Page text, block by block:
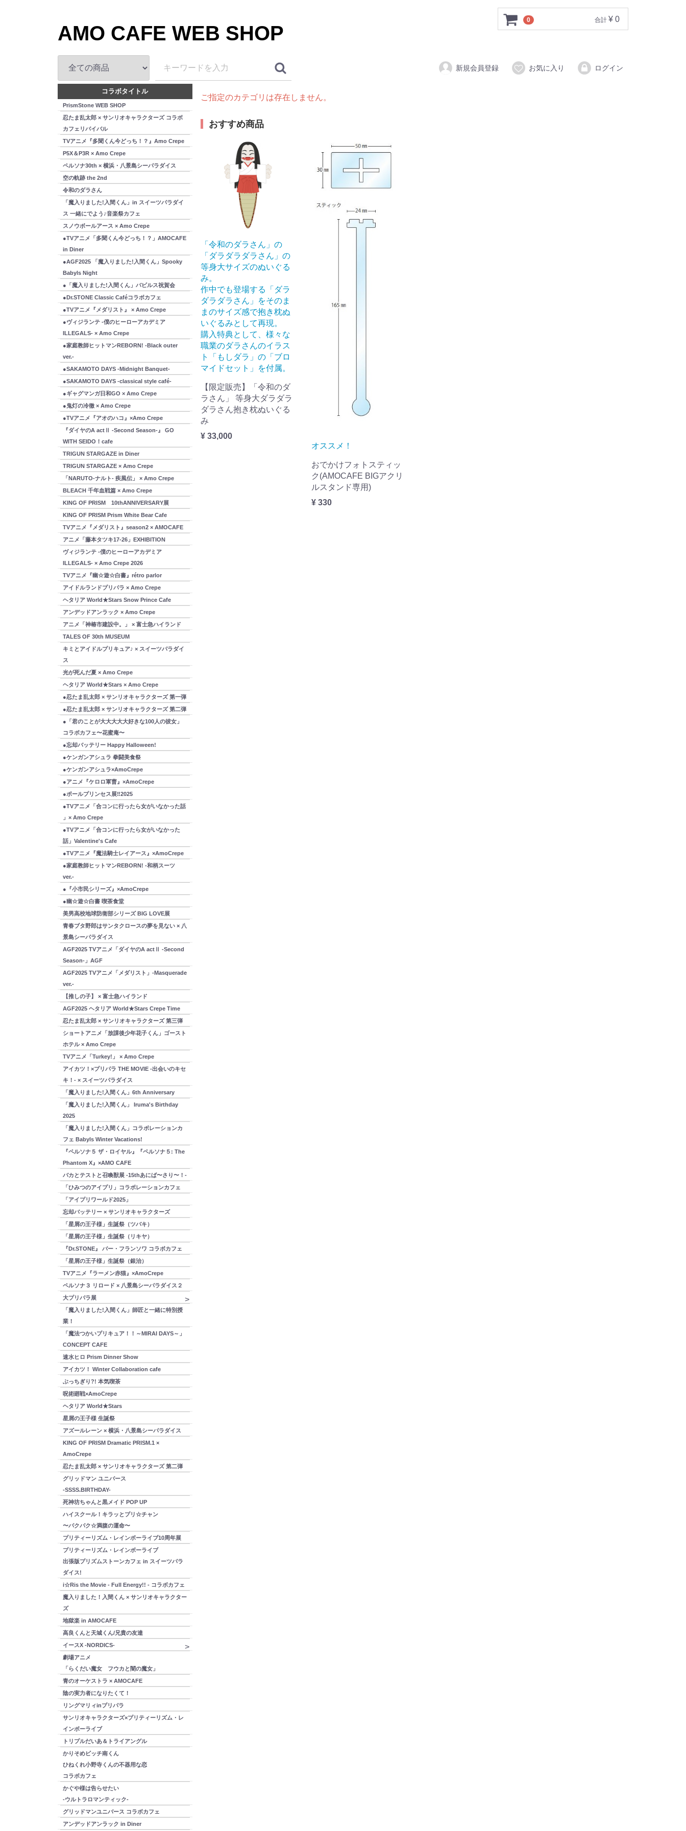
AMO CAFE WEB SHOP
0 合計 ¥ 0
新規会員登録 お気に入り ログイン
コラボタイトル
PrismStone WEB SHOP
忍たま乱太郎 × サンリオキャラクターズ コラボ
カフェリバイバル
TVアニメ『多聞くん今どっち！？』Amo Crepe
P5X＆P3R × Amo Crepe
ペルソナ30th × 横浜・八景島シーパラダイス
空の軌跡 the 2nd
令和のダラさん
「魔入りました!入間くん」in スイーツパラダイ
ス 一緒にでよう♪音楽祭カフェ
スノウボールアース × Amo Crepe
●TVアニメ「多聞くん今どっち！？」AMOCAFE
in Diner
●AGF2025 「魔入りました!入間くん」Spooky
Babyls Night
●「魔入りました!入間くん」バビルス祝賀会
●Dr.STONE Classic Caféコラボカフェ
●TVアニメ『メダリスト』 × Amo Crepe
●ヴィジランテ -僕のヒーローアカデミア
ILLEGALS- × Amo Crepe
●家庭教師ヒットマンREBORN! -Black outer
ver.-
●SAKAMOTO DAYS -Midnight Banquet-
●SAKAMOTO DAYS -classical style café-
●ギャグマンガ日和GO × Amo Crepe
●鬼灯の冷徹 × Amo Crepe
●TVアニメ『アオのハコ』×Amo Crepe
『ダイヤのA actⅡ -Second Season-』 GO
WITH SEIDO！cafe
TRIGUN STARGAZE in Diner
TRIGUN STARGAZE × Amo Crepe
「NARUTO-ナルト- 疾風伝」 × Amo Crepe
BLEACH 千年血戦篇 × Amo Crepe
KING OF PRISM 10thANNIVERSARY展
KING OF PRISM Prism White Bear Cafe
TVアニメ『メダリスト』season2 × AMOCAFE
アニメ「藤本タツキ17-26」EXHIBITION
ヴィジランテ -僕のヒーローアカデミア
ILLEGALS- × Amo Crepe 2026
TVアニメ『幽☆遊☆白書』rétro parlor
アイドルランドプリパラ × Amo Crepe
ヘタリア World★Stars Snow Prince Cafe
アンデッドアンラック × Amo Crepe
アニメ「神椿市建設中。」 × 富士急ハイランド
TALES OF 30th MUSEUM
キミとアイドルプリキュア♪ × スイーツパラダイ
ス
光が死んだ夏 × Amo Crepe
ヘタリア World★Stars × Amo Crepe
●忍たま乱太郎 × サンリオキャラクターズ 第一弾
●忍たま乱太郎 × サンリオキャラクターズ 第二弾
●「君のことが大大大大大好きな100人の彼女」
コラボカフェ〜花蜜庵〜
●忘却バッテリー Happy Halloween!
●ケンガンアシュラ 拳闘美食祭
●ケンガンアシュラ×AmoCrepe
●アニメ『ケロロ軍曹』×AmoCrepe
●ポールプリンセス展‼2025
●TVアニメ「合コンに行ったら女がいなかった話
」× Amo Crepe
●TVアニメ「合コンに行ったら女がいなかった
話」Valentine's Cafe
●TVアニメ『魔法騎士レイアース』×AmoCrepe
●家庭教師ヒットマンREBORN! -和柄スーツ
ver.-
●『小市民シリーズ』×AmoCrepe
●幽☆遊☆白書 喫茶食堂
美男高校地球防衛部シリーズ BIG LOVE展
青春ブタ野郎はサンタクロースの夢を見ない × 八
景島シーパラダイス
AGF2025 TVアニメ「ダイヤのA actⅡ -Second
Season-」AGF
AGF2025 TVアニメ「メダリスト」-Masquerade
ver.-
【推しの子】 × 富士急ハイランド
AGF2025 ヘタリア World★Stars Crepe Time
忍たま乱太郎 × サンリオキャラクターズ 第三弾
ショートアニメ「放課後少年花子くん」ゴースト
ホテル × Amo Crepe
TVアニメ「Turkey!」 × Amo Crepe
アイカツ！×プリパラ THE MOVIE -出会いのキセ
キ！- × スイーツパラダイス
「魔入りました!入間くん」6th Anniversary
「魔入りました!入間くん」 Iruma's Birthday
2025
「魔入りました!入間くん」コラボレーションカ
フェ Babyls Winter Vacations!
『ペルソナ５ ザ・ロイヤル』『ペルソナ５: The
Phantom X』×AMO CAFE
バカとテストと召喚獣展 -15thあにば〜さり〜！-
「ひみつのアイプリ」コラボレーションカフェ
「アイプリワールド2025」
忘却バッテリー × サンリオキャラクターズ
「星屑の王子様」生誕祭（ツバキ）
「星屑の王子様」生誕祭（リキヤ）
『Dr.STONE』 バー・フランソワ コラボカフェ
「星屑の王子様」生誕祭（銀治）
TVアニメ『ラーメン赤猫』×AmoCrepe
ペルソナ３ リロード × 八景島シーパラダイス２
大プリパラ展
「魔入りました!入間くん」師匠と一緒に特別授
業！
「魔法つかいプリキュア！！～MIRAI DAYS～」
CONCEPT CAFE
速水ヒロ Prism Dinner Show
アイカツ！ Winter Collaboration cafe
ぶっちぎり?! 本気喫茶
呪術廻戦×AmoCrepe
ヘタリア World★Stars
星屑の王子様 生誕祭
アズールレーン × 横浜・八景島シーパラダイス
KING OF PRISM Dramatic PRISM.1 ×
AmoCrepe
忍たま乱太郎 × サンリオキャラクターズ 第二弾
グリッドマン ユニバース
-SSSS.BIRTHDAY-
死神坊ちゃんと黒メイド POP UP
ハイスクール！キラッとプリ☆チャン
〜パクパク☆満腹の運命〜
プリティーリズム・レインボーライブ10周年展
プリティーリズム・レインボーライブ
出張版プリズムストーンカフェ in スイーツパラ
ダイス!
i☆Ris the Movie - Full Energy!! - コラボカフェ
魔入りました！入間くん × サンリオキャラクター
ズ
地獄楽 in AMOCAFE
高良くんと天城くん/兄貴の友達
イースX -NORDICS-
劇場アニメ
「らくだい魔女 フウカと闇の魔女」
青のオーケストラ × AMOCAFE
陰の実力者になりたくて！
リングマリィinプリパラ
サンリオキャラクターズ×プリティーリズム・レ
インボーライブ
トリプルだいあ＆トライアングル
かりそめビッチ南くん
ひねくれ小野寺くんの不器用な恋
コラボカフェ
かぐや様は告らせたい
-ウルトラロマンティック-
グリッドマンユニバース コラボカフェ
アンデッドアンラック in Diner
ご指定のカテゴリは存在しません。
おすすめ商品
「令和のダラさん」の
「ダラダラダラさん」の
等身大サイズのぬいぐる
み。
作中でも登場する「ダラ
ダラダラさん」をそのま
まのサイズ感で抱き枕ぬ
いぐるみとして再現。
購入特典として、様々な
職業のダラさんのイラス
ト「もしダラ」の「ブロ
マイドセット」を付属。
【限定販売】「令和のダ
ラさん」 等身大ダラダラ
ダラさん抱き枕ぬいぐる
み
¥ 33,000
オススメ！
おでかけフォトスティッ
ク(AMOCAFE BIGアクリ
ルスタンド専用)
¥ 330